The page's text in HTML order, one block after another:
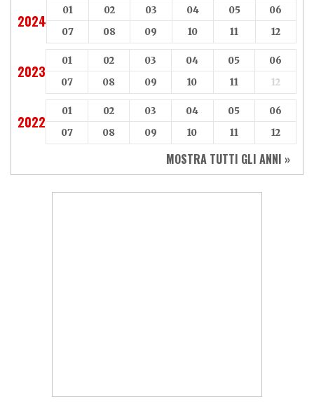
2024
01 02 03 04 05
06
07
08 09 10 11 12
2023
01 02 03 04 05
06
07
08 09 10 11 12
2022
01 02 03 04 05
06
07
08 09 10 11 12
MOSTRA TUTTI GLI ANNI »